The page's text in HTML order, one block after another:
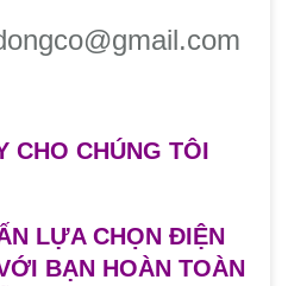
CHO CHÚNG TÔI
LỰA CHỌN ĐIỆN
BẠN HOÀN TOÀN